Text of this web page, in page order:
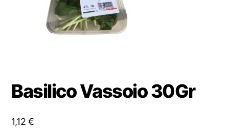
Basilico Vassoio 30Gr
1,12€